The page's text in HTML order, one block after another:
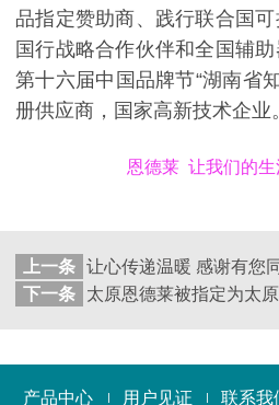
品指定赞助商、践行联合国
国行战略合作伙伴和全国辅
第十六届中国品牌节“湖南省
册供应商，国家高新技术企业
恩德莱 让我们的生
上一条 让心传递温暖 感谢有您
下一条
产品中心 用户见证 联系我